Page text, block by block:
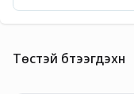
Төстэй бүтээгдэхүүн